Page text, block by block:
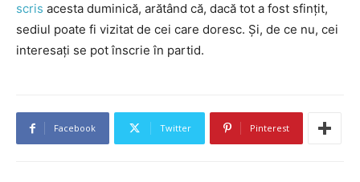
scris acesta duminică, arătând că, dacă tot a fost sfințit,
sediul poate fi vizitat de cei care doresc. Și, de ce nu, cei
interesați se pot înscrie în partid.
Facebook Twitter Pinterest